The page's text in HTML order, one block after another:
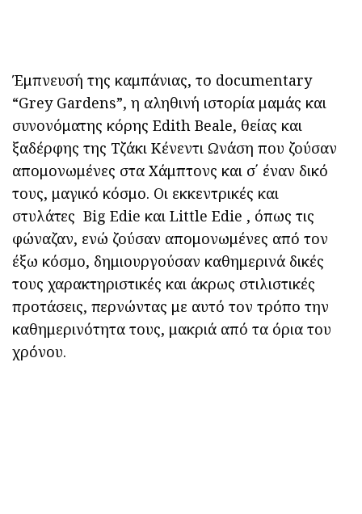
Έμπνευσή της καμπάνιας, το documentary
“Grey Gardens”, η αληθινή ιστορία μαμάς και
συνονόματης κόρης Edith Beale, θείας και
ξαδέρφης της Τζάκι Κένεντι Ωνάση που ζούσαν
απομονωμένες στα Xάμπτονς και σ΄ έναν δικό
τους, μαγικό κόσμο. Οι εκκεντρικές και
στυλάτες Big Edie και Little Edie , όπως τις
φώναζαν, ενώ ζούσαν απομονωμένες από τον
έξω κόσμο, δημιουργούσαν καθημερινά δικές
τους χαρακτηριστικές και άκρως στιλιστικές
προτάσεις, περνώντας με αυτό τον τρόπο την
καθημερινότητα τους, μακριά από τα όρια του
χρόνου.